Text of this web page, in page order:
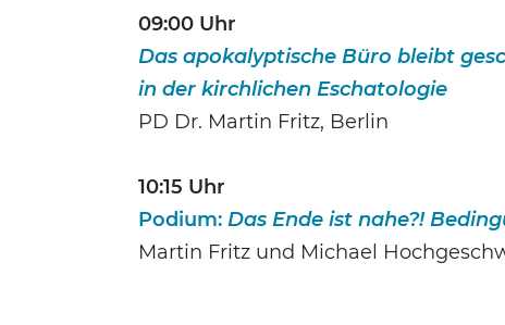
09:00 Uhr
Das apokalyptische Büro bleibt
in der kirchlichen Eschatologie
PD Dr. Martin Fritz, Berlin
10:15 Uhr
Podium: Das Ende ist nahe?!
Martin Fritz und Michael